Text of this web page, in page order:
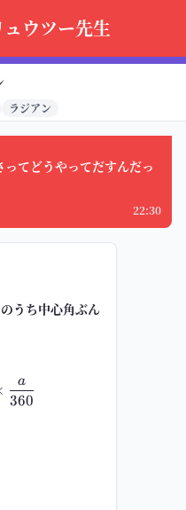
ュウツー先生
ラジアン
てどうやってだすんだっ
22:30
うち中心角ぶん
の長さ}=2\pi r\times
360
a
r a}{360}